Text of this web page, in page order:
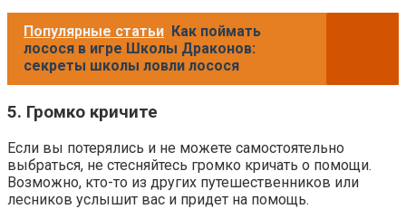
Популярные статьи Как поймать
лосося в игре Школы Драконов:
секреты школы ловли лосося
5. Громко кричите
Если вы потерялись и не можете самостоятельно
выбраться, не стесняйтесь громко кричать о помощи.
Возможно, кто-то из других путешественников или
лесников услышит вас и придет на помощь.